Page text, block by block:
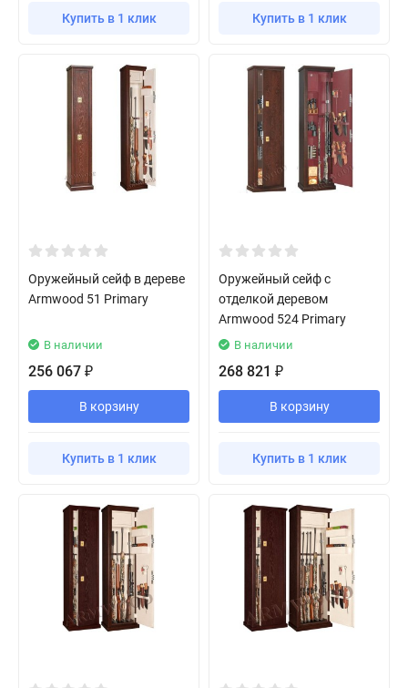
Купить в 1 клик Купить в 1 клик
Оружейный сейф в дереве
Armwood 51 Primary
В наличии
256 067 ₽
В корзину
Купить в 1 клик
Оружейный сейф с
отделкой деревом
Armwood 524 Primary
В наличии
268 821 ₽
В корзину
Купить в 1 клик